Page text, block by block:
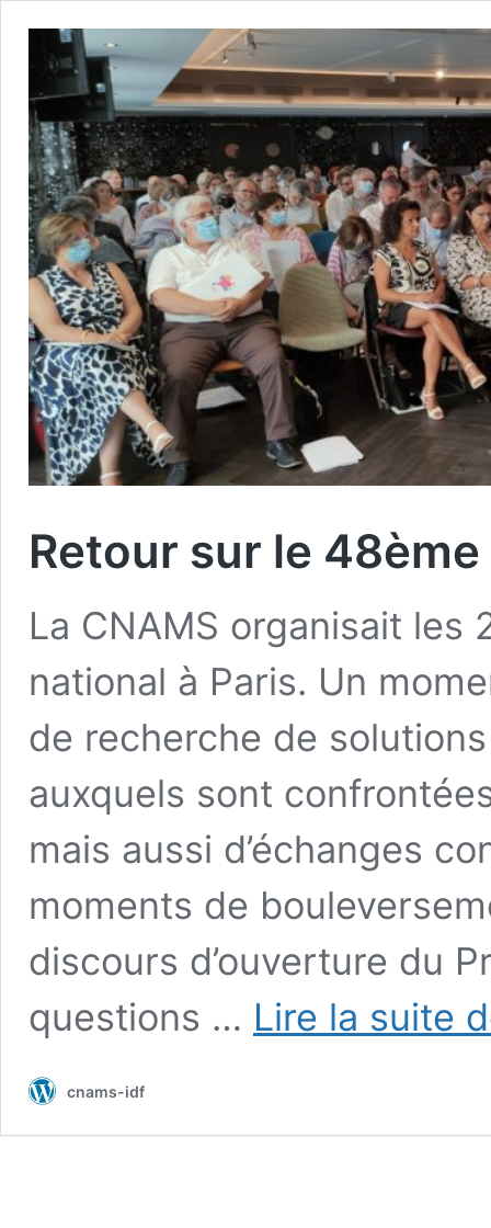
Retour sur le
La CNAMS organisait
national à Paris. Un
de recherche de
auxquels sont
mais aussi d’échanges
moments de
discours d’ouverture du
questions … Lire la suite
cnams-idf